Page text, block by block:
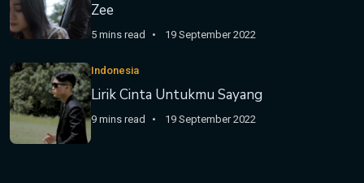
Zee
5 mins read 19 September 2022
Indonesia
Lirik Cinta Untukmu Sayang
9 mins read 19 September 2022